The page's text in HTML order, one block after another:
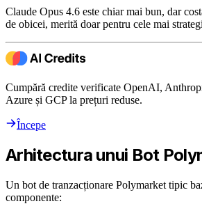
Claude Opus 4.6 este chiar mai bun, dar
de obicei, merită doar pentru cele mai
Cumpără credite verificate OpenAI,
Azure și GCP la prețuri reduse.
Începe
Arhitectura unui Bot
Un bot de tranzacționare Polymarket tipic
componente: